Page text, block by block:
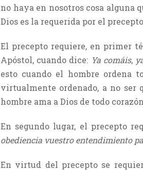
no haya en nosotros cosa alguna
Dios es la requerida por el
El precepto requiere, en primer
Apóstol, cuando dice: Ya comáis,
esto cuando el hombre ordena
virtualmente ordenado, a no ser
hombre ama a Dios de todo
En segundo lugar, el precepto
obediencia vuestro entendimiento
En virtud del precepto se